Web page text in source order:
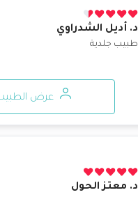
د. أديل الشدراوي
طبيب جلدية
عرض
د. معتز الحول